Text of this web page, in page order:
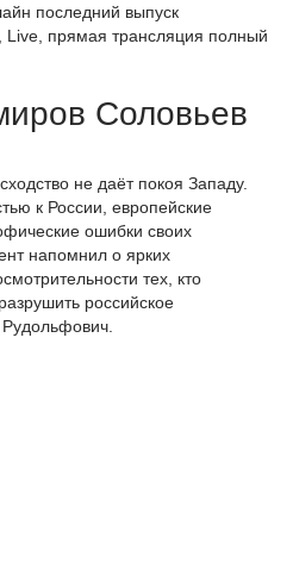
последний выпуск
прямая трансляция полный
Соловьев
не даёт покоя Западу.
к России, европейские
ошибки своих
напомнил о ярких
тех, кто
российское